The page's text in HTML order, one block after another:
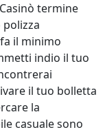
termine
il minimo
indio il tuo
il tuo bolletta
la
casuale sono